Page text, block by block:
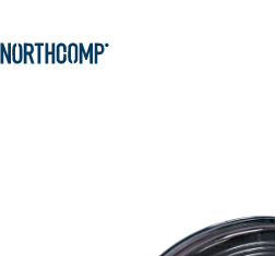
Zur Navigation springen
DE